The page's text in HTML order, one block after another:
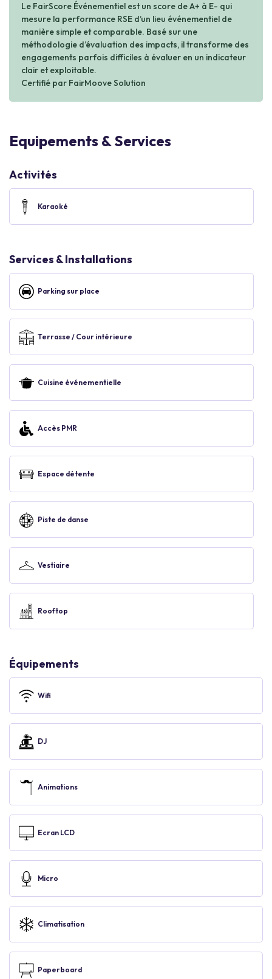
Le FairScore Événementiel est un score de A+ à E- qui
mesure la performance RSE d’un lieu événementiel de
manière simple et comparable. Basé sur une
méthodologie d’évaluation des impacts, il transforme des
engagements parfois difficiles à évaluer en un indicateur
clair et exploitable.
Certifié par FairMoove Solution
Equipements & Services
Activités
Karaoké
Services & Installations
Parking sur place
Terrasse / Cour intérieure
Cuisine événementielle
Accès PMR
Espace détente
Piste de danse
Vestiaire
Rooftop
Équipements
Wifi
DJ
Animations
Ecran LCD
Micro
Climatisation
Paperboard